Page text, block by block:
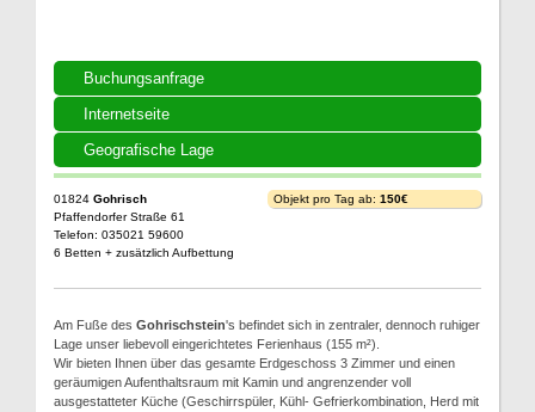
Buchungsanfrage
Internetseite
Geografische Lage
01824 Gohrisch
Pfaffendorfer Straße 61
Telefon: 035021 59600
6 Betten + zusätzlich Aufbettung
Objekt pro Tag ab: 150€
Am Fuße des Gohrischstein's befindet sich in zentraler, dennoch ruhiger
Lage unser liebevoll eingerichtetes Ferienhaus (155 m²).
Wir bieten Ihnen über das gesamte Erdgeschoss 3 Zimmer und einen
geräumigen Aufenthaltsraum mit Kamin und angrenzender voll
ausgestatteter Küche (Geschirrspüler, Kühl- Gefrierkombination, Herd mit